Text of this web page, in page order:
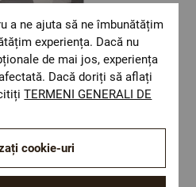
bumbac ranforce 3 piese
a ne ajuta să ne îmbunătățim
experiența. Dacă nu
de mai jos, experiența
Dacă doriți să aflați
citițiTERMENI GENERALI DE
cookie-uri